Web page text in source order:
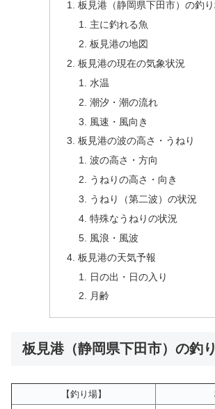
板見港（静岡県下田市）の釣
主に釣れる魚
板見港の地図
板見港の現在の気象状況
水温
潮汐・潮の流れ
風速・風向き
板見港の波の高さ・うねり
波の高さ・方向
うねりの高さ・向き
うねり（第二波）の状況
特殊なうねりの状況
風浪・風波
板見港の天気予報
日の出・日の入り
月齢
板見港（静岡県下田市）の釣
【釣り場】